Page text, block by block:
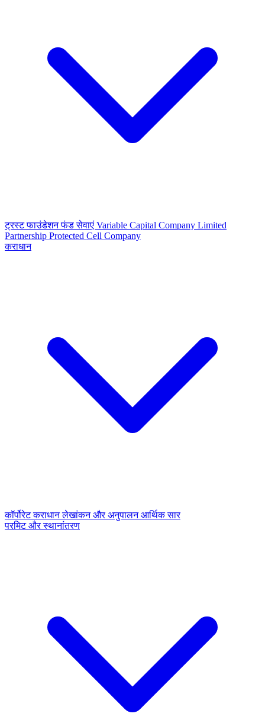
ट्रस्टफाउंडेशनफंड सेवाएं Variable Capital Company Limited
Partnership Protected Cell Company
कराधान
कॉर्पोरेट कराधानलेखांकन और अनुपालनआर्थिक सार
परमिट और स्थानांतरण